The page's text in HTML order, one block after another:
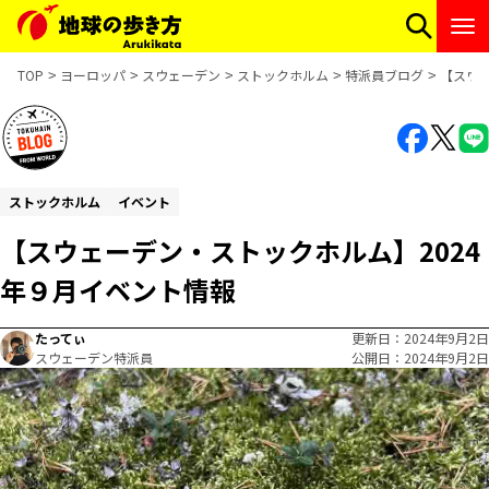
TOP ヨーロッパ スウェーデン ストックホルム 特派員ブログ 【ス
ストックホルム イベント
【スウェーデン・ストックホルム】2024
年９月イベント情報
たってぃ
スウェーデン特派員
更新日
2024年9月2日
公開日
2024年9月2日